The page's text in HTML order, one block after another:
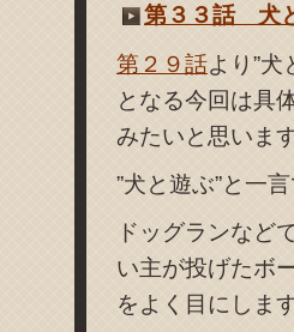
第３３話 犬
第２９話より”
となる今回は具
みたいと思いま
”犬と遊ぶ”と一
ドッグランなど
い主が投げたボ
をよく目にしま